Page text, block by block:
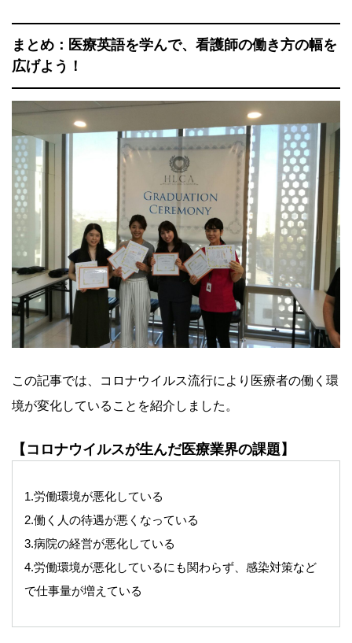
まとめ：医療英語を学んで、看護師の働き方の幅を
広げよう！
この記事では、コロナウイルス流行により医療者の働く環
境が変化していることを紹介しました。
【コロナウイルスが生んだ医療業界の課題】
1.労働環境が悪化している
2.働く人の待遇が悪くなっている
3.病院の経営が悪化している
4.労働環境が悪化しているにも関わらず、感染対策など
で仕事量が増えている